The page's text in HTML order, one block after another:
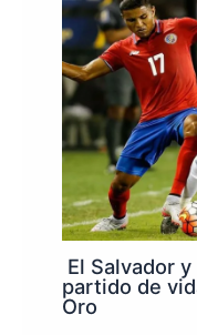
El Salvador
partido de
Oro